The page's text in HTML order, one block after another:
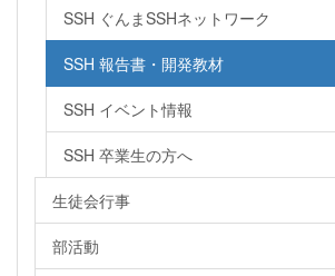
SSH ぐんまSSHネットワーク
SSH 報告書・開発教材
SSH イベント情報
SSH 卒業生の方へ
生徒会行事
部活動